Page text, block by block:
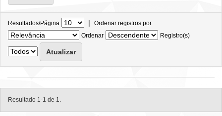
Resultados/Página | Ordenar registros por
Ordenar
Registro(s)
Resultado 1-1 de 1.